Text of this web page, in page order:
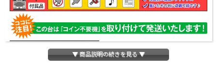
▼ 商品説明の続きを見る ▼